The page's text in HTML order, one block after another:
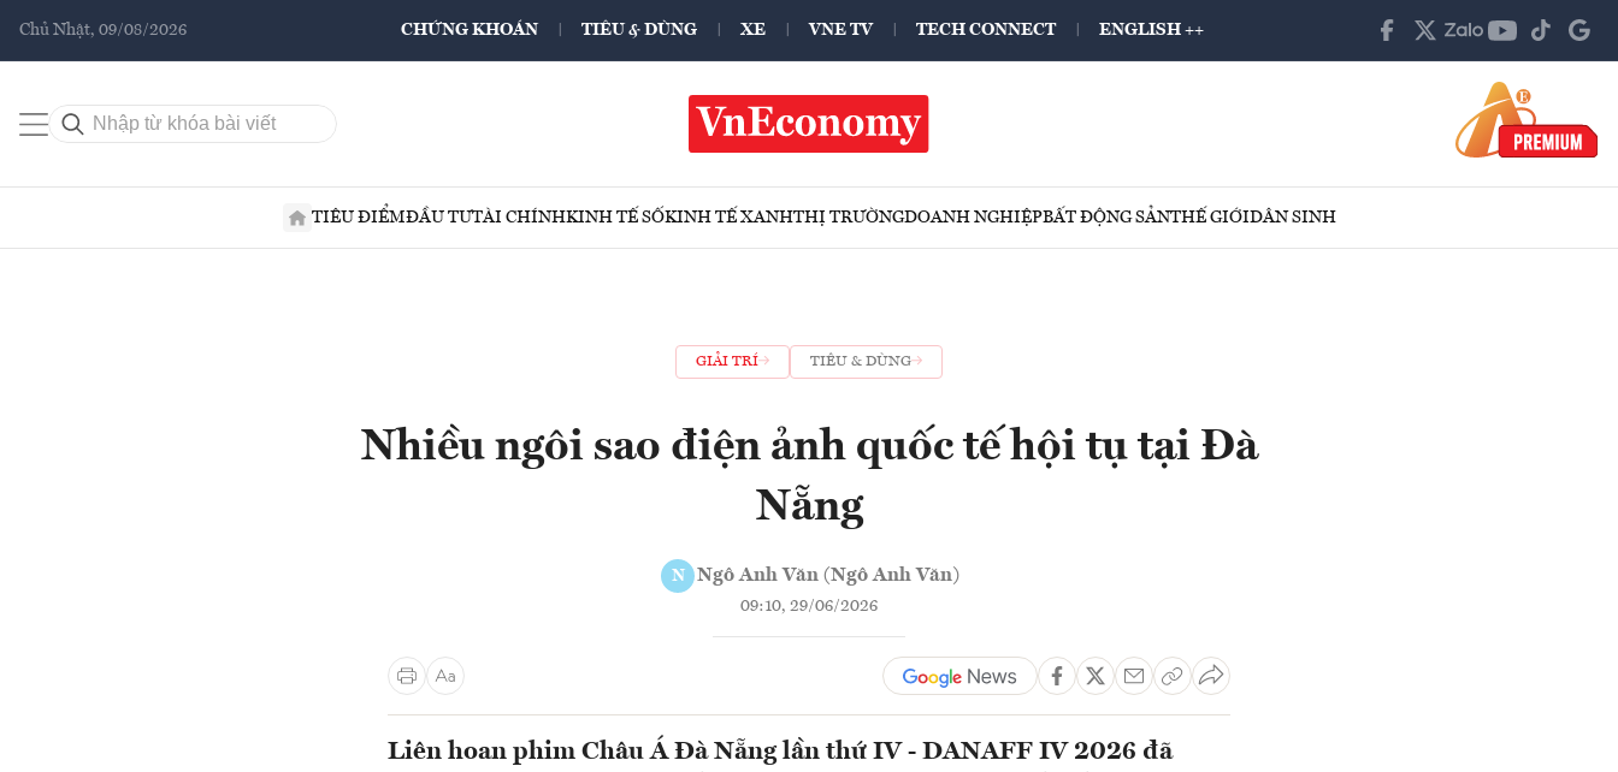
Chủ Nhật, 09/08/2026 CHỨNG KHOÁN TIÊU & DÙNG XE VNE TV TECH CONNECT ENGLISH ++
TIÊU ĐIỂMĐẦU TƯTÀI CHÍNHKINH TẾ SỐKINH TẾ XANHTHỊ TRƯỜNGDOANH NGHIỆPBẤT ĐỘNG SẢNTHẾ GIỚIDÂN SINH
GIẢI TRÍ TIÊU & DÙNG
Nhiều ngôi sao điện ảnh quốc tế hội tụ tại Đà
Nẵng
N Ngô Anh Văn (Ngô Anh Văn)
09:10, 29/06/2026
Liên hoan phim Châu Á Đà Nẵng lần thứ IV - DANAFF IV 2026 đã